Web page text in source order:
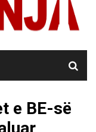
e BE-së